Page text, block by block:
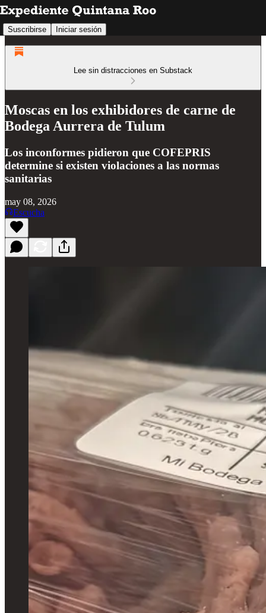
Suscribirse Iniciar sesión
Lee sin distracciones en Substack
Moscas en los exhibidores de carne de
Bodega Aurrera de Tulum
Los inconformes pidieron que COFEPRIS
determine si existen violaciones a las normas
sanitarias
may 08, 2026
Escucha